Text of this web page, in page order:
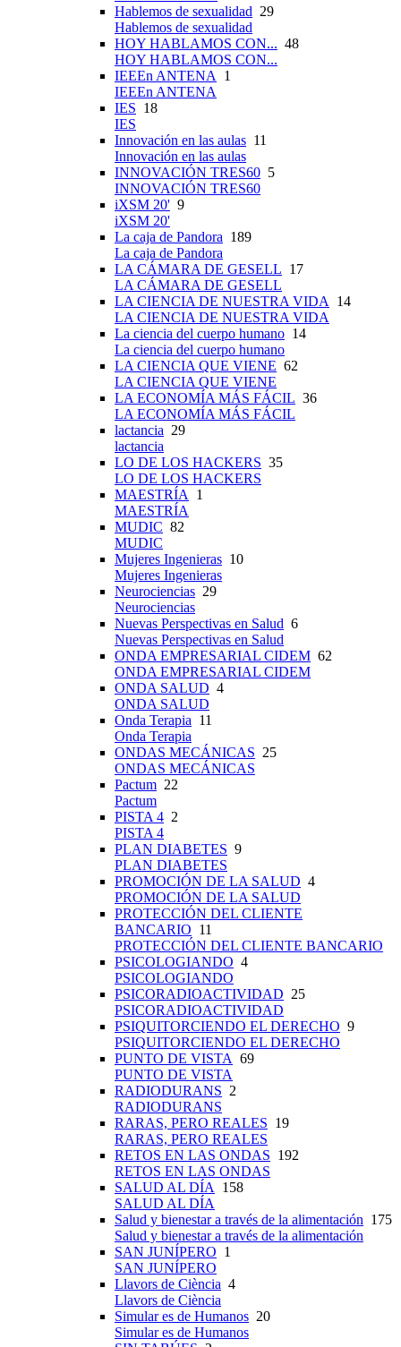
Hablemos de sexualidad 29
Hablemos de sexualidad
HOY HABLAMOS CON... 48
HOY HABLAMOS CON...
IEEEn ANTENA
1
IEEEn ANTENA
IES 18
IES
Innovación en las aulas 11
Innovación en las aulas
INNOVACIÓN TRES60 5
INNOVACIÓN TRES60
iXSM 20' 9
iXSM 20'
La caja de Pandora 189
La caja de Pandora
LA CÁMARA DE GESELL 17
LA CÁMARA DE GESELL
LA CIENCIA DE NUESTRA VIDA
14
LA CIENCIA DE NUESTRA VIDA
La ciencia del cuerpo humano 14
La ciencia del cuerpo humano
LA CIENCIA QUE VIENE 62
LA CIENCIA QUE VIENE
LA ECONOMÍA MÁS FÁCIL 36
LA ECONOMÍA MÁS FÁCIL
lactancia 29
lactancia
LO DE LOS HACKERS 35
LO DE LOS HACKERS
MAESTRÍA
1
MAESTRÍA
MUDIC 82
MUDIC
Mujeres Ingenieras 10
Mujeres Ingenieras
Neurociencias 29
Neurociencias
Nuevas Perspectivas en Salud 6
Nuevas Perspectivas en Salud
ONDA EMPRESARIAL CIDEM 62
ONDA EMPRESARIAL CIDEM
ONDA SALUD 4
ONDA SALUD
Onda Terapia 11
Onda Terapia
ONDAS MECÁNICAS 25
ONDAS MECÁNICAS
Pactum 22
Pactum
PISTA 4 2
PISTA 4
PLAN DIABETES 9
PLAN DIABETES
PROMOCIÓN DE LA SALUD 4
PROMOCIÓN DE LA SALUD
PROTECCIÓN DEL CLIENTE
BANCARIO 11
PROTECCIÓN DEL CLIENTE BANCARIO
PSICOLOGIANDO 4
PSICOLOGIANDO
PSICORADIOACTIVIDAD 25
PSICORADIOACTIVIDAD
PSIQUITORCIENDO EL DERECHO 9
PSIQUITORCIENDO EL DERECHO
PUNTO DE VISTA 69
PUNTO DE VISTA
RADIODURANS 2
RADIODURANS
RARAS, PERO REALES 19
RARAS, PERO REALES
RETOS EN LAS ONDAS 192
RETOS EN LAS ONDAS
SALUD AL DÍA
158
SALUD AL DÍA
Salud y bienestar a través de la alimentación 175
Salud y bienestar a través de la alimentación
SAN JUNÍPERO 1
SAN JUNÍPERO
Llavors de Ciència 4
Llavors de Ciència
Simular es de Humanos 20
Simular es de Humanos